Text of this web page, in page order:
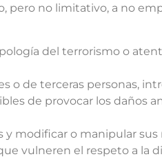
pero no limitativo, a no
del terrorismo o
o de terceras personas,
de provocar los daños
modificar o manipular sus
vulneren el respeto a la